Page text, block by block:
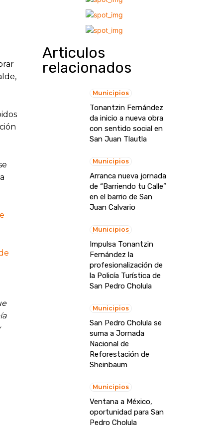
Articulos
relacionados
Municipios
Tonantzin Fernández
da inicio a nueva obra
con sentido social en
San Juan Tlautla
Municipios
Arranca nueva jornada
de “Barriendo tu Calle”
en el barrio de San
Juan Calvario
Municipios
Impulsa Tonantzin
Fernández la
profesionalización de
la Policía Turística de
San Pedro Cholula
Municipios
San Pedro Cholula se
suma a Jornada
Nacional de
Reforestación de
Sheinbaum
Municipios
Ventana a México,
oportunidad para San
Pedro Cholula